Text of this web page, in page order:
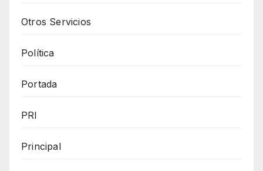
Otros Servicios
Política
Portada
PRI
Principal